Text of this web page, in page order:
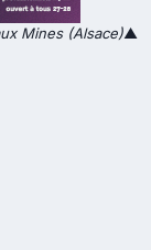
Mines (Alsace)▲